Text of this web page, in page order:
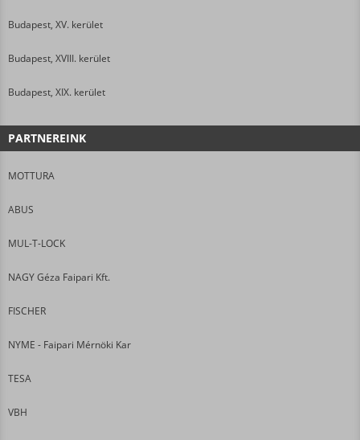
Budapest, XV. kerület
Budapest, XVIII. kerület
Budapest, XIX. kerület
PARTNEREINK
MOTTURA
ABUS
MUL-T-LOCK
NAGY Géza Faipari Kft.
FISCHER
NYME - Faipari Mérnöki Kar
TESA
VBH